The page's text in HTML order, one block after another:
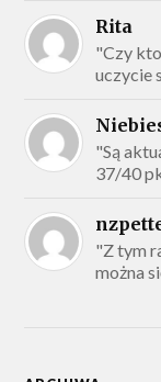
Rita
"Czy
uczycie
"Są
37/40
"Z tym
można